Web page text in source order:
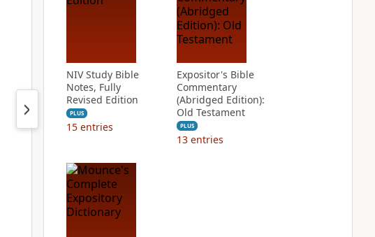
NIV Study Bible
Notes, Fully
Revised Edition
PLUS
15 entries
Expositor's Bible
Commentary
(Abridged Edition):
Old Testament
PLUS
13 entries